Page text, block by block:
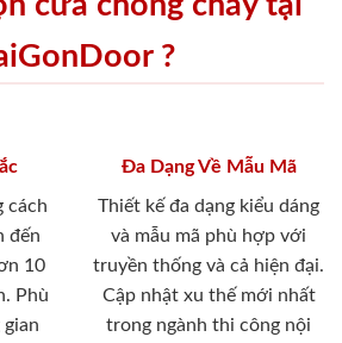
?
cách
đến
10
Phù
Đa Dạng Về Mẫu Mã
Thiết kế đa dạng kiểu dáng
và mẫu mã phù hợp với
truyền thống và cả hiện đại.
Cập nhật xu thế mới nhất
trong ngành thi công nội